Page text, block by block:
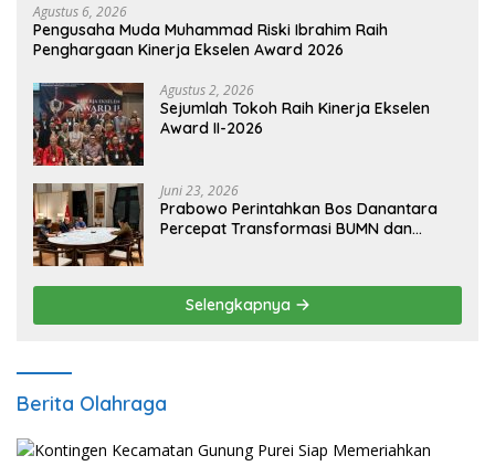
Agustus 6, 2026
Pengusaha Muda Muhammad Riski Ibrahim Raih
Penghargaan Kinerja Ekselen Award 2026
Agustus 2, 2026
Sejumlah Tokoh Raih Kinerja Ekselen
Award II-2026
Juni 23, 2026
Prabowo Perintahkan Bos Danantara
Percepat Transformasi BUMN dan
Selengkapnya
Berita Olahraga